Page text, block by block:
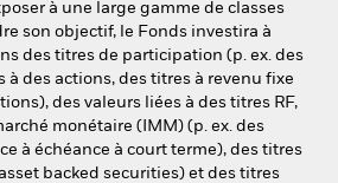
à une large gamme de classes
son objectif, le Fonds investira à
des titres de participation (p. ex. des
à des actions, des titres à revenu fixe
des valeurs liées à des titres RF,
monétaire (IMM) (p. ex. des
à échéance à court terme), des titres
backed securities) et des titres